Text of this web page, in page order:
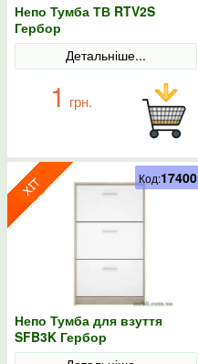
Непо Тумба ТВ RTV2S
Гербор
Детальніше...
1 грн.
Непо Тумба для взуття
SFB3K Гербор
Код:17400